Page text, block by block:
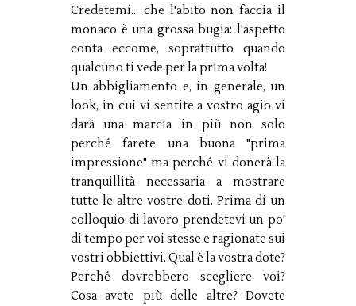
Credetemi... che l'abito non faccia il
monaco è una grossa bugia: l'aspetto
conta eccome, soprattutto quando
qualcuno ti vede per la prima volta!
Un abbigliamento e, in generale, un
look, in cui vi sentite a vostro agio vi
darà una marcia in più non solo
perché farete una buona "prima
impressione" ma perché vi donerà la
tranquillità necessaria a mostrare
tutte le altre vostre doti. Prima di un
colloquio di lavoro prendetevi un po'
di tempo per voi stesse e ragionate sui
vostri obbiettivi. Qual è la vostra dote?
Perché dovrebbero scegliere voi?
Cosa avete più delle altre? Dovete